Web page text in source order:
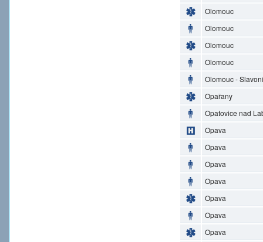
Olomouc
Olomouc
Olomouc
Olomouc
Olomouc -
Opařany
Opatovice nad
Opava
Opava
Opava
Opava
Opava
Opava
Opava